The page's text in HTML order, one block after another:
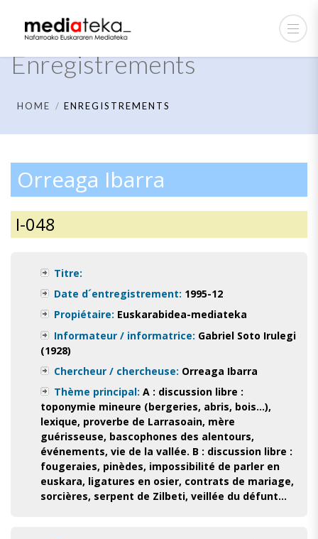
Enregistrements
HOME ENREGISTREMENTS
Orreaga Ibarra
I-048
Titre:
Date d´entregistrement: 1995-12
Propiétaire: Euskarabidea-mediateka
Informateur / informatrice: Gabriel Soto Irulegi
(1928)
Chercheur / chercheuse: Orreaga Ibarra
Thème principal: A : discussion libre :
toponymie mineure (bergeries, abris, bois…),
lexique, proverbe de Larrasoain, mère
guérisseuse, bascophones des alentours,
événements, vie de la vallée. B : discussion libre :
fougeraies, pinèdes, impossibilité de parler en
euskara, ligatures en osier, contrats de mariage,
sorcières, serpent de Zilbeti, veillée du défunt…